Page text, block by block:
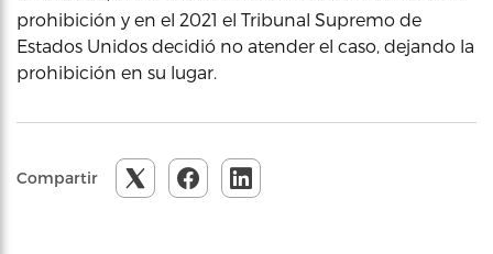
prohibición y en el 2021 el Tribunal Supremo de
Estados Unidos decidió no atender el caso, dejando la
prohibición en su lugar.
Compartir